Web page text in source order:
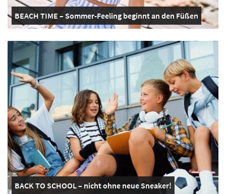
BEACH TIME – Sommer-Feeling beginnt an den Füßen
BACK TO SCHOOL – nicht ohne neue Sneaker!